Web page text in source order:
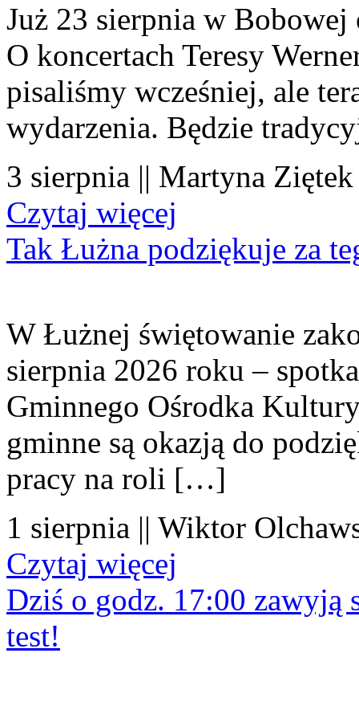
Już 23 sierpnia w
O koncertach Teresy
pisaliśmy wcześniej, ale
wydarzenia. Będzie
3 sierpnia || Martyna
Czytaj więcej
Tak Łużna podziękuje za
W Łużnej świętowanie
sierpnia 2026 roku –
Gminnego Ośrodka
gminne są okazją do
pracy na roli […]
1 sierpnia || Wiktor
Czytaj więcej
Dziś o godz. 17:00 zawyją
test!